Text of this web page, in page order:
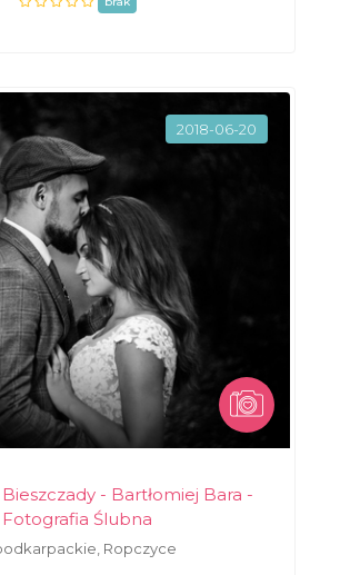
2018-06-20
- Bartłomiej Bara -
Fotografia Ślubna
Ropczyce